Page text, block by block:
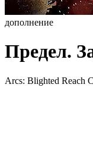
дополнение
Предел.
Arcs: Blighted Reach